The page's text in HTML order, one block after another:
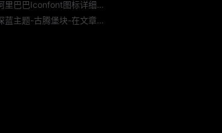
巴巴Iconfont图标详细图文教程
题-古腾堡块-在文章中插入其他文章卡片教程